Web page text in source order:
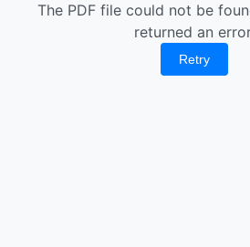
The PDF file could not be
returned an
Retry